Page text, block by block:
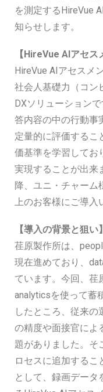
を測定するHireVue
知らせします。
【HireVue AIアセス
HireVue AIアセスメ
社会人基礎力（コン
DXソリューション
答内容の中の行動事
定量的に評価するこ
価基準を学習してお
実現することが出来
降、ユニ・チャーム
上のお客様にご導入
【導入の背景と狙い】
荏原製作所は、
現在進めており、
ています。今回、荏
analyticsを使って蓄
したところ、従来
の精度や面接官によ
題がありました。そ
ロセスに追加するこ
として、録画データ